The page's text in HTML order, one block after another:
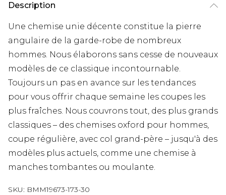
Description
Une chemise unie décente constitue la pierre
angulaire de la garde-robe de nombreux
hommes. Nous élaborons sans cesse de nouveaux
modèles de ce classique incontournable.
Toujours un pas en avance sur les tendances
pour vous offrir chaque semaine les coupes les
plus fraîches. Nous couvrons tout, des plus grands
classiques – des chemises oxford pour hommes,
coupe régulière, avec col grand-père – jusqu'à des
modèles plus actuels, comme une chemise à
manches tombantes ou moulante.
SKU: BMM19673-173-30